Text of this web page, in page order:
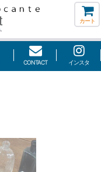
カート
CONTACT インスタ